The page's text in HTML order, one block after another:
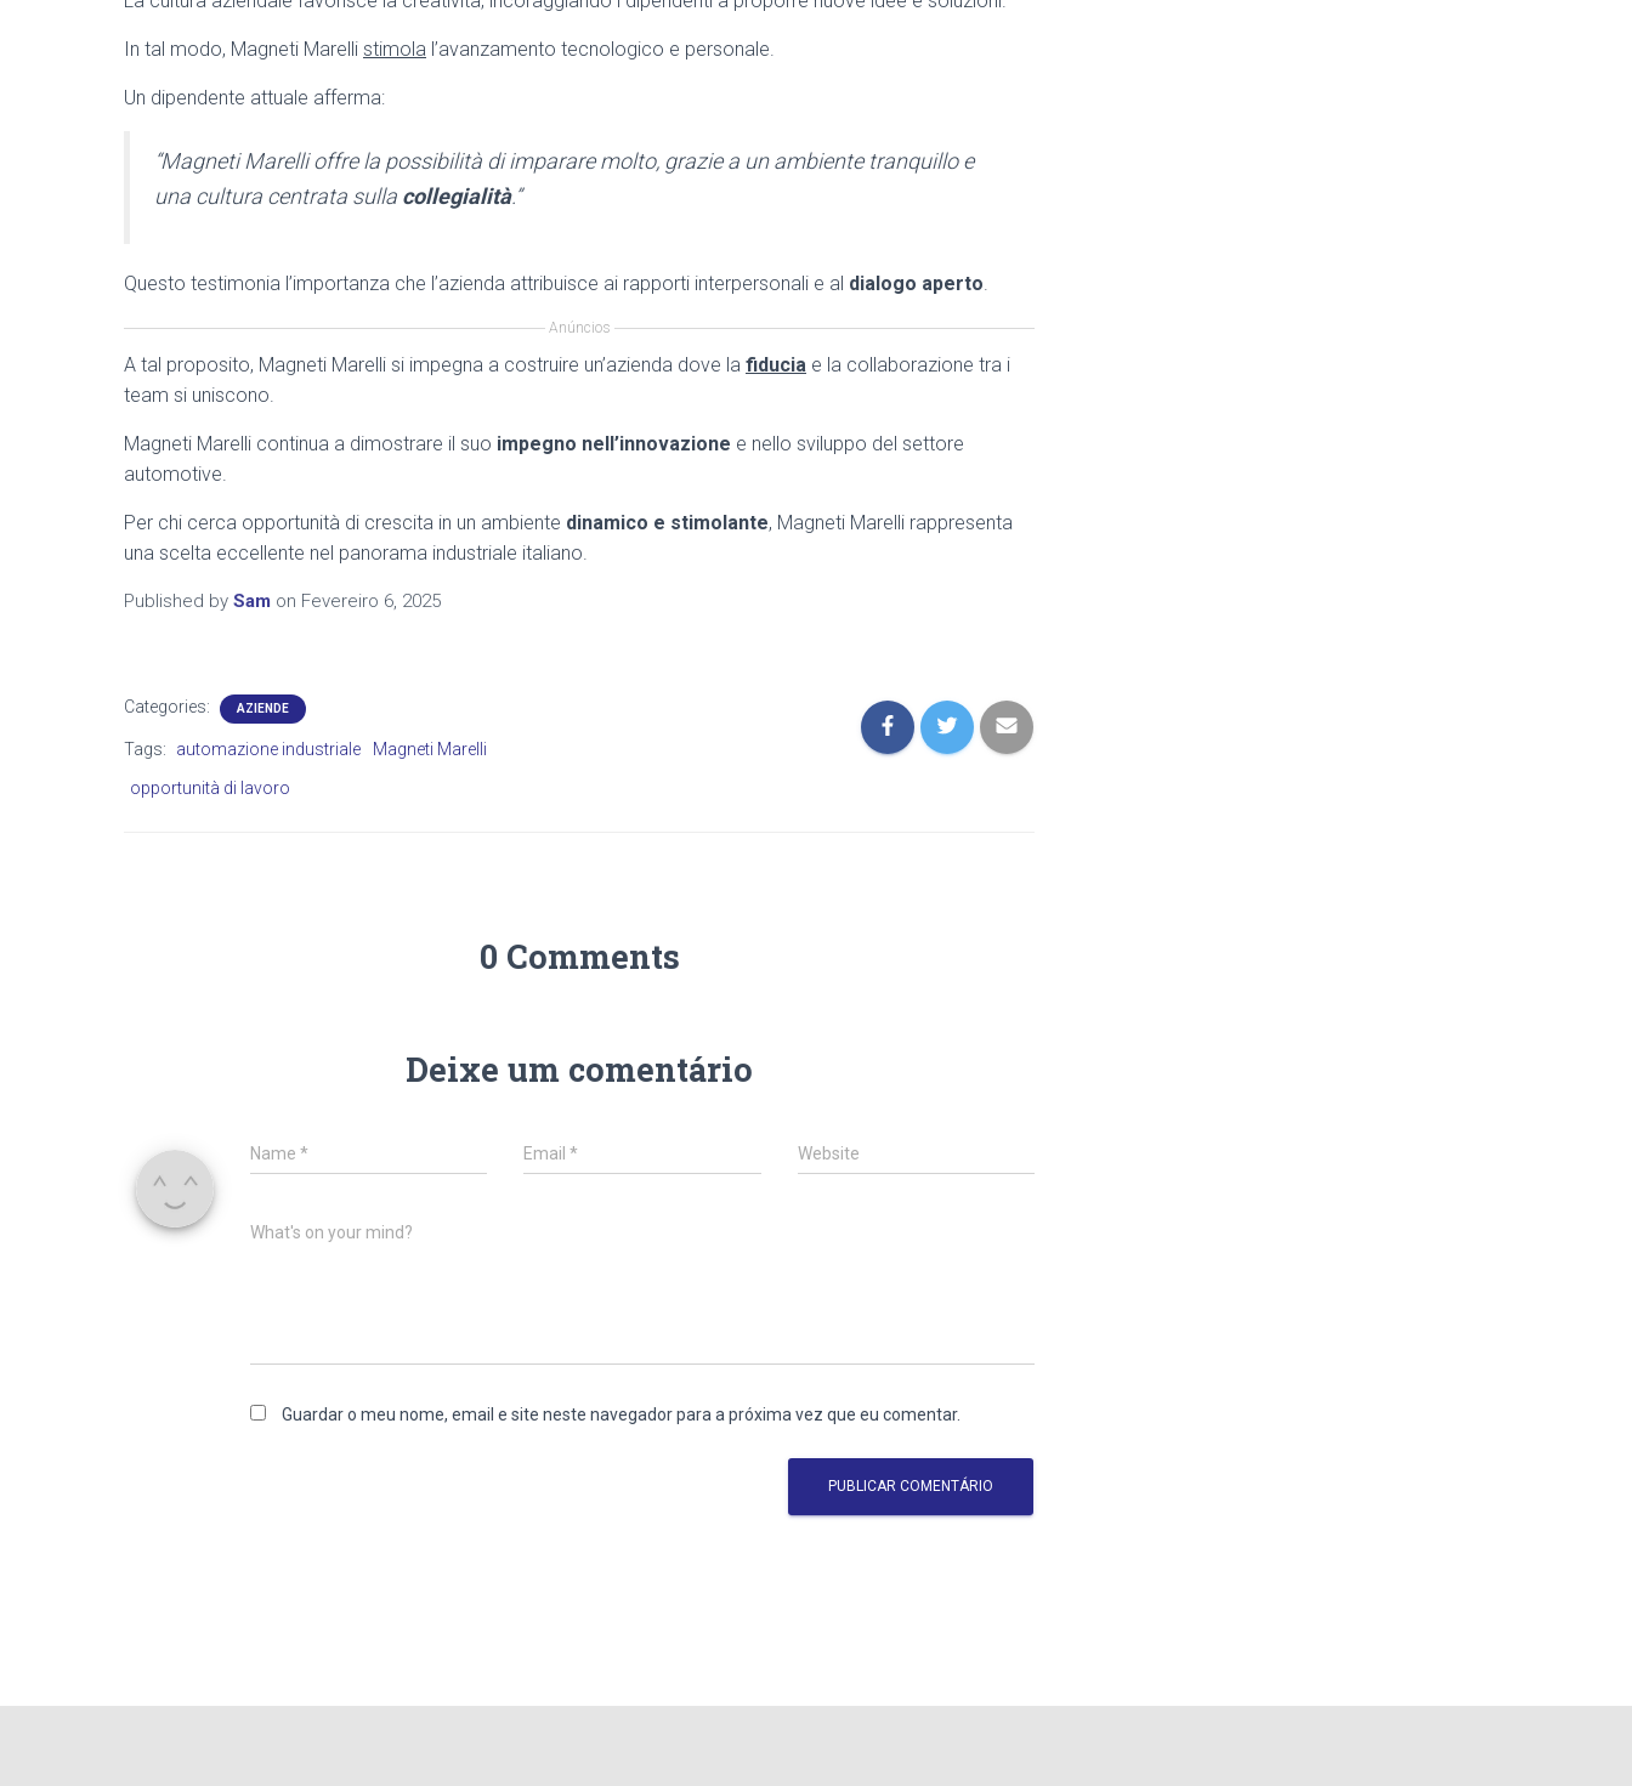
In tal modo, Magneti Marelli stimola l’avanzamento tecnologico e personale.
Un dipendente attuale afferma:
“Magneti Marelli offre la possibilità di imparare molto, grazie a un ambiente tranquillo e
una cultura centrata sulla collegialità.”
Questo testimonia l’importanza che l’azienda attribuisce ai rapporti interpersonali e al dialogo aperto.
Anúncios
A tal proposito, Magneti Marelli si impegna a costruire un’azienda dove la fiducia e la collaborazione tra i
team si uniscono.
Magneti Marelli continua a dimostrare il suo impegno nell’innovazione e nello sviluppo del settore
automotive.
Per chi cerca opportunità di crescita in un ambiente dinamico e stimolante, Magneti Marelli rappresenta
una scelta eccellente nel panorama industriale italiano.
Published by Sam on Fevereiro 6, 2025
Categories: AZIENDE
Tags: automazione industriale
Magneti Marelli
opportunità di lavoro
0 Comments
Deixe um comentário
Name * Email* Website
What's on your mind?
Guardar o meu nome, email e site neste navegador para a próxima vez que eu comentar.